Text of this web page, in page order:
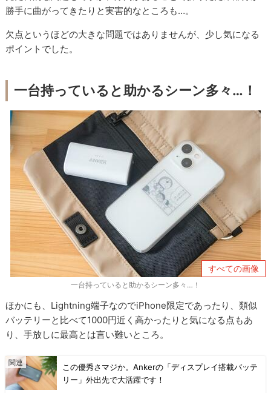
勝手に曲がってきたりと実害的なところも…。
欠点というほどの大きな問題ではありませんが、少し気になる
ポイントでした。
一台持っていると助かるシーン多々…！
すべての画像
一台持っていると助かるシーン多々…！
ほかにも、Lightning端子なのでiPhone限定であったり、類似
バッテリーと比べて1000円近く高かったりと気になる点もあ
り、手放しに最高とは言い難いところ。
この優秀さマジか。Ankerの「ディスプレイ搭載バッテ
リー」外出先で大活躍です！